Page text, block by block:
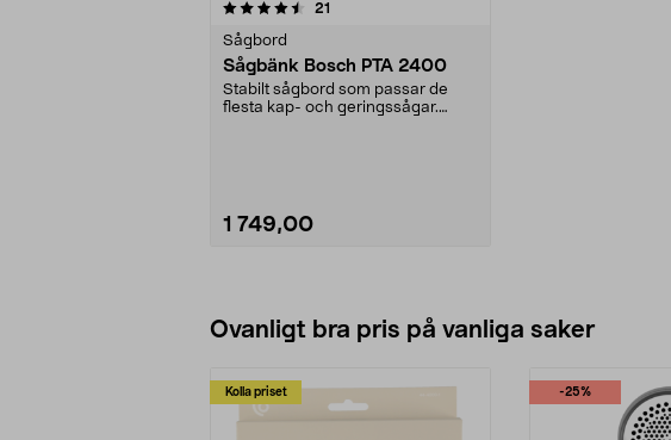
21
Sågbord
Sågbänk Bosch PTA 2400
Stabilt sågbord som passar de
flesta kap- och geringssågar.
1 749,00
Ovanligt bra pris på vanliga saker
Kolla priset -25%